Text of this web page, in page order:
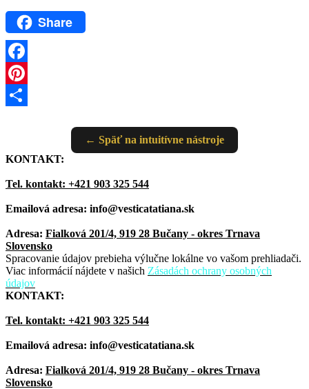
Share
Facebook
Pinterest
← Späť na intuitívne nástroje
KONTAKT:
Tel. kontakt: +421 903 325 544
Emailová adresa: info@vesticatatiana.sk
Adresa: Fialková 201/4, 919 28 Bučany - okres Trnava
Slovensko
Spracovanie údajov prebieha výlučne lokálne vo vašom prehliadači.
Viac informácií nájdete v našich Zásadách ochrany osobných
údajov
KONTAKT:
Tel. kontakt: +421 903 325 544
Emailová adresa: info@vesticatatiana.sk
Adresa: Fialková 201/4, 919 28 Bučany - okres Trnava
Slovensko